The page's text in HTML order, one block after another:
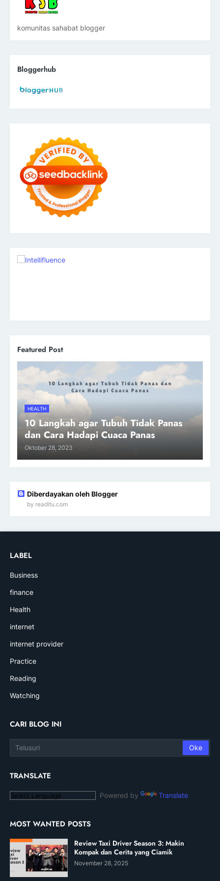
komunitas sahabat blogger
Bloggerhub
Featured Post
HEALTH
10 Langkah agar Tubuh Tidak Panas
dan Cara Hadapi Cuaca Panas
Oktober 28, 2023
Diberdayakan oleh Blogger
by readitu.com
LABEL
Business
finance
Health
internet
internet provider
Practice
Reading
Watching
CARI BLOG INI
TRANSLATE
Powered by Translate
MOST WANTED POSTS
Review Taxi Driver Season 3: Makin
Kompak dan Cerita yang Ciamik
November 28, 2025